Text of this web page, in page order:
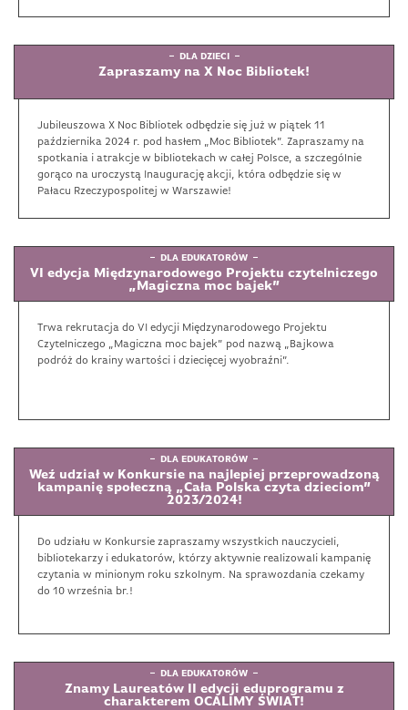
DLA DZIECI
Zapraszamy na X Noc Bibliotek!
Jubileuszowa X Noc Bibliotek odbędzie się już w piątek 11
października 2024 r. pod hasłem „Moc Bibliotek”. Zapraszamy na
spotkania i atrakcje w bibliotekach w całej Polsce, a szczególnie
gorąco na uroczystą Inaugurację akcji, która odbędzie się w
Pałacu Rzeczypospolitej w Warszawie!
DLA EDUKATORÓW
VI edycja Międzynarodowego Projektu czytelniczego
„Magiczna moc bajek”
Trwa rekrutacja do VI edycji Międzynarodowego Projektu
Czytelniczego „Magiczna moc bajek” pod nazwą „Bajkowa
podróż do krainy wartości i dziecięcej wyobraźni”.
DLA EDUKATORÓW
Weź udział w Konkursie na najlepiej przeprowadzoną
kampanię społeczną „Cała Polska czyta dzieciom”
2023/2024!
Do udziału w Konkursie zapraszamy wszystkich nauczycieli,
bibliotekarzy i edukatorów, którzy aktywnie realizowali kampanię
czytania w minionym roku szkolnym. Na sprawozdania czekamy
do 10 września br.!
DLA EDUKATORÓW
Znamy Laureatów II edycji eduprogramu z
charakterem OCALIMY ŚWIAT!